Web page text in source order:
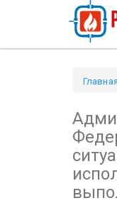
Главная